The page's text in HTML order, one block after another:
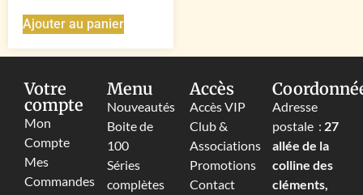
Ajouter au panier
Votre
compte
Mon
Compte
Mes
Commandes
Menu
Nouveautés
Boite de
100
Séries
complètes
Accès
Accès VIP
Club &
Associations
Promotions
Contact
Adresse
postale : 27
allée de la
colline des
cléments,